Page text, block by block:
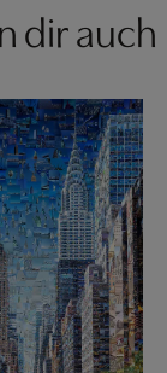
dir auch